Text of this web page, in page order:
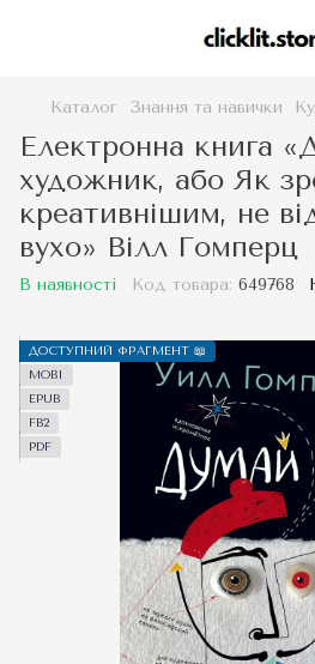
Каталог Знання та навички
Електронна книга
художник, або Як
креативнішим, не
вухо» Вілл Гомперц
В наявності Код товара: 649768
ДОСТУПНИЙ ФРАГМЕНТ 📖
MOBI
EPUB
FB2
PDF